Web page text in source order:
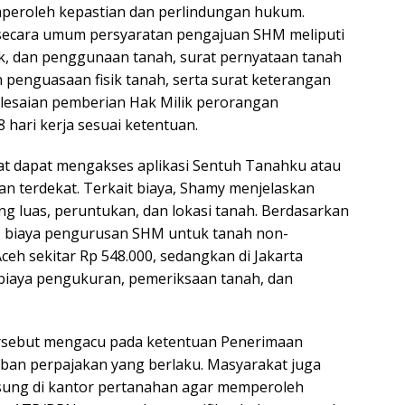
kepastian dan perlindungan hukum.
umum persyaratan pengajuan SHM meliputi
dan penggunaan tanah, surat pernyataan tanah
fisik tanah, serta surat keterangan
pemberian Hak Milik perorangan
hari kerja sesuai ketentuan.
dapat mengakses aplikasi Sentuh Tanahku atau
terdekat. Terkait biaya, Shamy menjelaskan
luas, peruntukan, dan lokasi tanah. Berdasarkan
pengurusan SHM untuk tanah non-
sekitar Rp 548.000, sedangkan di Jakarta
pengukuran, pemeriksaan tanah, dan
mengacu pada ketentuan Penerimaan
perpajakan yang berlaku. Masyarakat juga
di kantor pertanahan agar memperoleh